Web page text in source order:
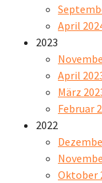
April
2023
April
März
Februar
2022
Oktober